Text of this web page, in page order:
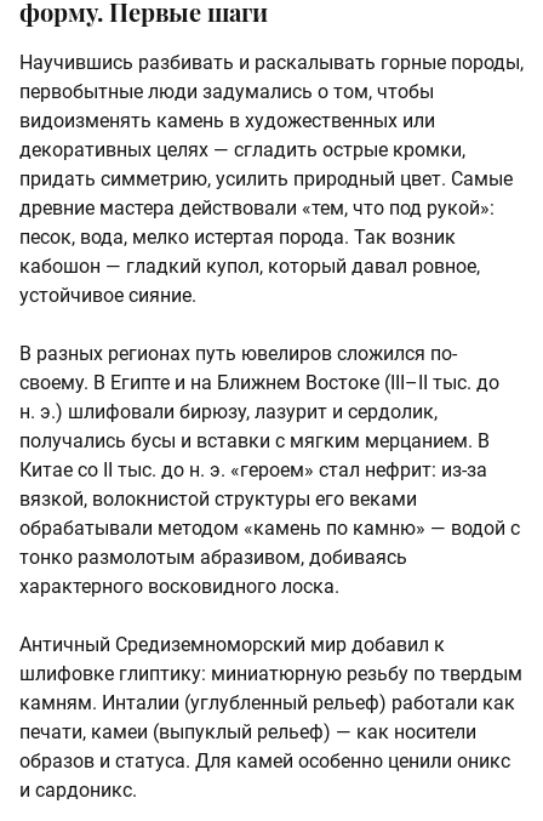
форму. Первые шаги
Научившись разбивать и раскалывать горные породы,
первобытные люди задумались о том, чтобы
видоизменять камень в художественных или
декоративных целях — сгладить острые кромки,
придать симметрию, усилить природный цвет. Самые
древние мастера действовали «тем, что под рукой»:
песок, вода, мелко истертая порода. Так возник
кабошон — гладкий купол, который давал ровное,
устойчивое сияние.
В разных регионах путь ювелиров сложился по-
своему. В Египте и на Ближнем Востоке (III–II тыс. до
н. э.) шлифовали бирюзу, лазурит и сердолик,
получались бусы и вставки с мягким мерцанием. В
Китае со II тыс. до н. э. «героем» стал нефрит: из-за
вязкой, волокнистой структуры его веками
обрабатывали методом «камень по камню» — водой с
тонко размолотым абразивом, добиваясь
характерного восковидного лоска.
Античный Средиземноморский мир добавил к
шлифовке глиптику: миниатюрную резьбу по твердым
камням. Инталии (углубленный рельеф) работали как
печати, камеи (выпуклый рельеф) — как носители
образов и статуса. Для камей особенно ценили оникс
и сардоникс.